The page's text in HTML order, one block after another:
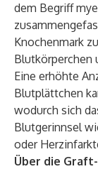
dem Begriff
Knochenmark
Blutkörperchen
Eine erhöhte
Blutplättchen
wodurch sich
Blutgerinnsel
oder
Über die